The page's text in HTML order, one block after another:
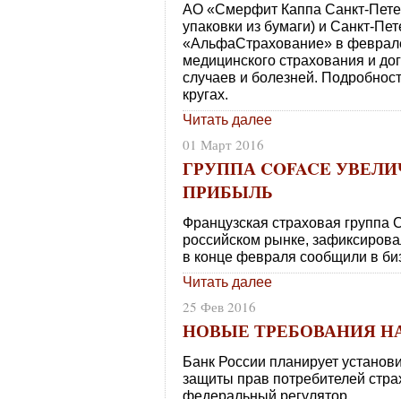
АО «Смерфит Каппа Санкт-
упаковки из бумаги) и Санкт-
«АльфаСтрахование» в
медицинского страхования и
случаев и болезней.
кругах.
Читать далее
01 Март 2016
ГРУППА COFACE
ПРИБЫЛЬ
Французская страховая
российском рынке,
в конце февраля сообщили в
Читать далее
25 Фев 2016
НОВЫЕ ТРЕБОВАНИЯ
Банк России планирует
защиты прав потребителей
федеральный регулятор.